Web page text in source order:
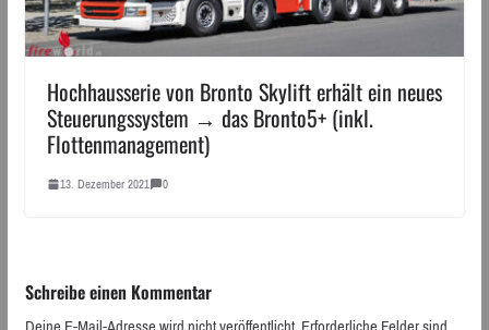
Hochhausserie von Bronto Skylift erhält ein neues
Steuerungssystem → das Bronto5+ (inkl.
Flottenmanagement)
13. Dezember 2021 0
Schreibe einen Kommentar